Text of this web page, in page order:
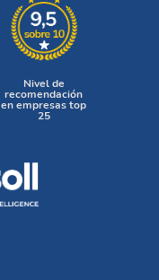
Nivel de
recomendación
en empresas top
25